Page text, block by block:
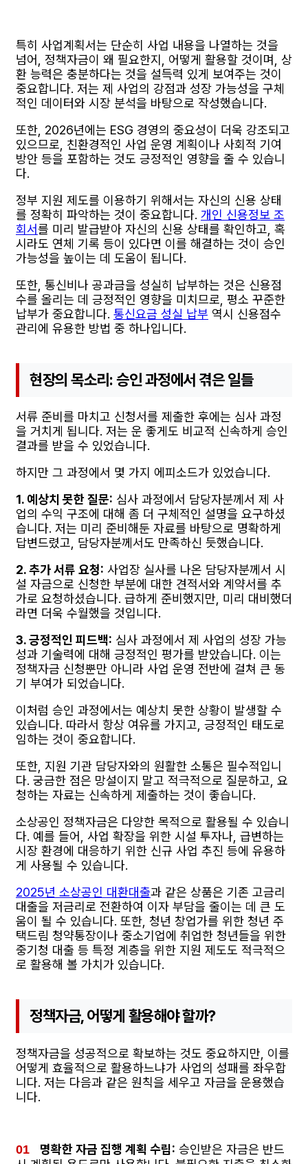
특히 사업계획서는 단순히 사업 내용을 나열하는 것을
넘어, 정책자금이 왜 필요한지, 어떻게 활용할 것이며, 상
환 능력은 충분하다는 것을 설득력 있게 보여주는 것이
중요합니다. 저는 제 사업의 강점과 성장 가능성을 구체
적인 데이터와 시장 분석을 바탕으로 작성했습니다.
또한, 2026년에는 ESG 경영의 중요성이 더욱 강조되고
있으므로, 친환경적인 사업 운영 계획이나 사회적 기여
방안 등을 포함하는 것도 긍정적인 영향을 줄 수 있습니
다.
정부 지원 제도를 이용하기 위해서는 자신의 신용 상태
를 정확히 파악하는 것이 중요합니다. 개인 신용정보 조
회서를 미리 발급받아 자신의 신용 상태를 확인하고, 혹
시라도 연체 기록 등이 있다면 이를 해결하는 것이 승인
가능성을 높이는 데 도움이 됩니다.
또한, 통신비나 공과금을 성실히 납부하는 것은 신용점
수를 올리는 데 긍정적인 영향을 미치므로, 평소 꾸준한
납부가 중요합니다. 통신요금 성실 납부 역시 신용점수
관리에 유용한 방법 중 하나입니다.
현장의 목소리: 승인 과정에서 겪은 일들
서류 준비를 마치고 신청서를 제출한 후에는 심사 과정
을 거치게 됩니다. 저는 운 좋게도 비교적 신속하게 승인
결과를 받을 수 있었습니다.
하지만 그 과정에서 몇 가지 에피소드가 있었습니다.
1. 예상치 못한 질문: 심사 과정에서 담당자분께서 제 사
업의 수익 구조에 대해 좀 더 구체적인 설명을 요구하셨
습니다. 저는 미리 준비해둔 자료를 바탕으로 명확하게
답변드렸고, 담당자분께서도 만족하신 듯했습니다.
2. 추가 서류 요청: 사업장 실사를 나온 담당자분께서 시
설 자금으로 신청한 부분에 대한 견적서와 계약서를 추
가로 요청하셨습니다. 급하게 준비했지만, 미리 대비했더
라면 더욱 수월했을 것입니다.
3. 긍정적인 피드백: 심사 과정에서 제 사업의 성장 가능
성과 기술력에 대해 긍정적인 평가를 받았습니다. 이는
정책자금 신청뿐만 아니라 사업 운영 전반에 걸쳐 큰 동
기 부여가 되었습니다.
이처럼 승인 과정에서는 예상치 못한 상황이 발생할 수
있습니다. 따라서 항상 여유를 가지고, 긍정적인 태도로
임하는 것이 중요합니다.
또한, 지원 기관 담당자와의 원활한 소통은 필수적입니
다. 궁금한 점은 망설이지 말고 적극적으로 질문하고, 요
청하는 자료는 신속하게 제출하는 것이 좋습니다.
소상공인 정책자금은 다양한 목적으로 활용될 수 있습니
다. 예를 들어, 사업 확장을 위한 시설 투자나, 급변하는
시장 환경에 대응하기 위한 신규 사업 추진 등에 유용하
게 사용될 수 있습니다.
2025년 소상공인 대환대출과 같은 상품은 기존 고금리
대출을 저금리로 전환하여 이자 부담을 줄이는 데 큰 도
움이 될 수 있습니다. 또한, 청년 창업가를 위한 청년 주
택드림 청약통장이나 중소기업에 취업한 청년들을 위한
중기청 대출 등 특정 계층을 위한 지원 제도도 적극적으
로 활용해 볼 가치가 있습니다.
정책자금, 어떻게 활용해야 할까?
정책자금을 성공적으로 확보하는 것도 중요하지만, 이를
어떻게 효율적으로 활용하느냐가 사업의 성패를 좌우합
니다. 저는 다음과 같은 원칙을 세우고 자금을 운용했습
니다.
명확한 자금 집행 계획 수립: 승인받은 자금은 반드